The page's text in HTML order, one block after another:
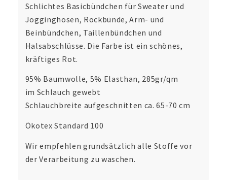
Schlichtes Basicbündchen für Sweater und
Jogginghosen, Rockbünde, Arm- und
Beinbündchen, Taillenbündchen und
Halsabschlüsse. Die Farbe ist ein schönes,
kräftiges Rot.
95% Baumwolle, 5% Elasthan, 285gr/qm
im Schlauch gewebt
Schlauchbreite aufgeschnitten ca. 65-70 cm
Ökotex Standard 100
Wir empfehlen grundsätzlich alle Stoffe vor
der Verarbeitung zu waschen.